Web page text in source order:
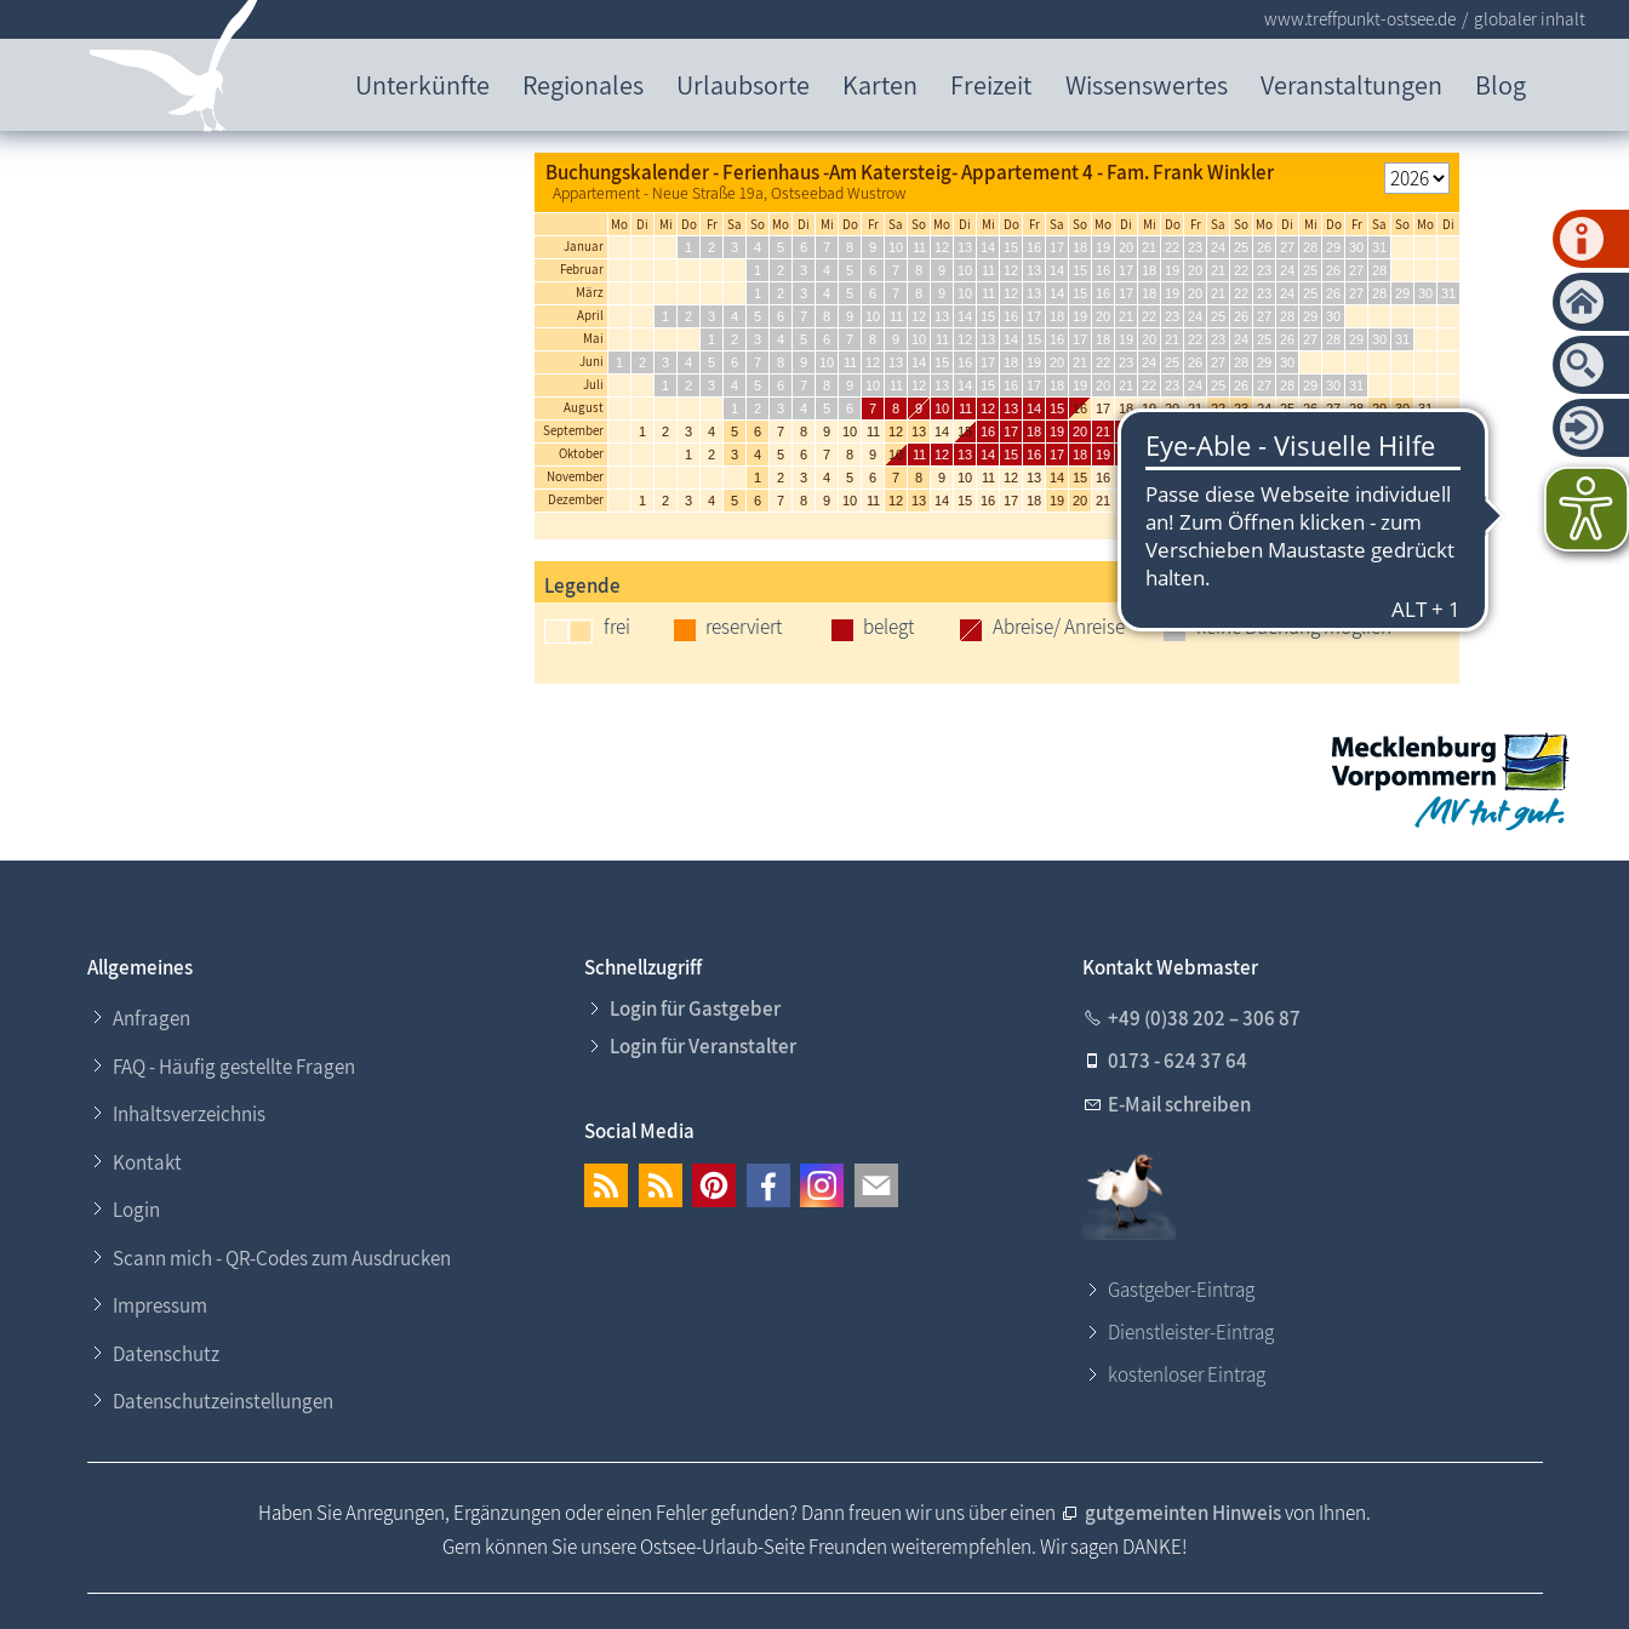
Unterkünfte Regionales Urlaubsorte Karten Freizeit Wissenswertes Veranstaltungen Blog
www.treffpunkt-ostsee.de globaler inhalt
Buchungskalender - Ferienhaus -Am Katersteig- Appartement 4 - Fam. Frank Winkler
Appartement - Neue Straße 19a, Ostseebad Wustrow
Mo Di Mi Do Fr Sa So Mo Di Mi Do Fr Sa So Mo Di Mi Do Fr Sa So Mo Di Mi Do Fr Sa So Mo Di Mi Do Fr Sa So Mo Di
Januar
1 2 3 4 5 6 7 8 9 10 11 12 13 14 15 16 17 18 19 20 21 22 23 24 25 26 27 28 29 30 31
Februar 1 2 3 4 5 6 7 8 9 10 11 12 13 14 15 16 17 18 19 20 21 22 23 24 25 26 27 28
März 1 2 3 4 5 6 7 8 9 10 11 12 13 14 15 16 17 18 19 20 21 22 23 24 25 26 27 28 29 30 31
April 1 2 3 4 5 6 7 8 9 10 11 12 13 14 15 16 17 18 19 20 21 22 23 24 25 26 27 28 29 30
Mai 1 2 3 4 5 6 7 8 9 10 11 12 13 14 15 16 17 18 19 20 21 22 23 24 25 26 27 28 29 30 31
Juni 1 2 3 4 5 6 7 8 9 10 11 12 13 14 15 16 17 18 19 20 21 22 23 24 25 26 27 28 29 30
Juli 1 2 3 4 5 6 7 8 9 10 11 12 13 14 15 16 17 18 19 20 21 22 23 24 25 26 27 28 29 30 31
August 1 2 3 4 5 6 7 8 9 10 11 12 13 14 15 16 17 18 19 20 21 22 23 24 25 26 27 28 29 30 31
September 1 2 3 4 5 6 7 8 9 10 11 12 13 14 15 16 17 18 19 20 21 22
Oktober 1 2 3 4 5 6 7 8 9 10 11 12 13 14 15 16 17 18 19 21 22 23 24 25 26 27 28 29 30 31
November 1 2 3 4 5 6 7 8 9 10 11 12 13 14 15 16
Dezember 1 2 3 4 5 6 7 8 9 10 11 12 13 14 15 16 17 18 19 20 21 23 24 25 26 27 28 29 30 31
letzte Aktualisierung: 15.07.2026
Legende
frei
reserviert belegt Abreise/ Anreise keine Buchung möglich
Allgemeines
Anfragen
FAQ - Häufig gestellte Fragen
Inhaltsverzeichnis
Kontakt
Login
Scann mich - QR-Codes zum Ausdrucken
Impressum
Datenschutz
Datenschutzeinstellungen
Schnellzugriff
Login für Gastgeber
Login für Veranstalter
Social Media
Kontakt Webmaster
+49 (0)38 202 – 306 87
0173 - 624 37 64
E-Mail schreiben
Gastgeber-Eintrag
Dienstleister-Eintrag
kostenloser Eintrag
Haben Sie Anregungen, Ergänzungen oder einen Fehler gefunden? Dann freuen wir uns über einen gutgemeinten Hinweisvon Ihnen.
Gern können Sie unsere Ostsee-Urlaub-Seite Freunden weiterempfehlen. Wir sagen DANKE!